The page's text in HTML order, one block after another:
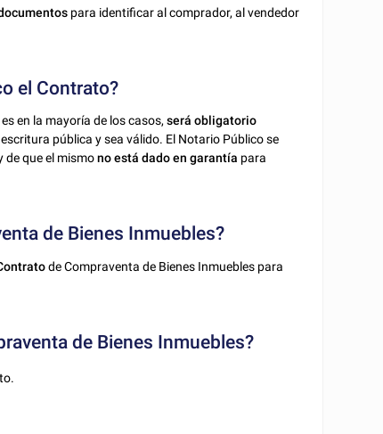
para identificar al comprador, al vendedor
el Contrato?
en la mayoría de los casos, será obligatorio
pública y sea válido. El Notario Público se
de que el mismono está dado en garantía para
de Bienes Inmuebles?
de Compraventa de Bienes Inmuebles para
de Bienes Inmuebles?